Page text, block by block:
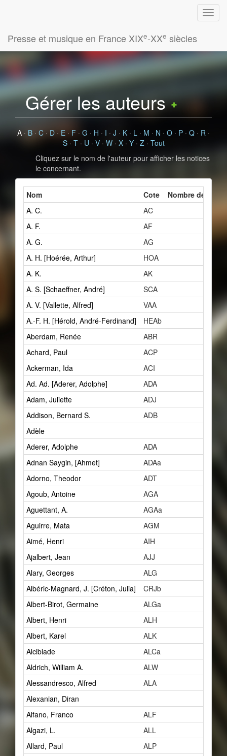
Presse et musique en France XIXe-XXe siècles
Gérer les auteurs
A · B · C · D · E · F · G · H · I · J · K · L · M · N · O · P · Q · R ·
S· T· U · V· W· X· Y· Z· Tout
Cliquez sur le nom de l'auteur pour afficher les notices
le concernant.
Nom Cote
Nombre de
A. C.
AC
A. F.
AF
A. G.
AG
A. H. [Hoérée, Arthur]
HOA
A. K.
AK
A. S. [Schaeffner, André]
SCA
A. V. [Vallette, Alfred]
VAA
A.-F. H. [Hérold, André-Ferdinand]
HEAb
Aberdam, Renée
ABR
Achard, Paul
ACP
Ackerman, Ida
ACI
Ad. Ad. [Aderer, Adolphe]
ADA
Adam, Juliette
ADJ
Addison, Bernard S.
ADB
Adèle
Aderer, Adolphe
ADA
Adnan Saygin, [Ahmet]
ADAa
Adorno, Theodor
ADT
Agoub, Antoine
AGA
Aguettant, A.
AGAa
Aguirre, Mata
AGM
Aimé, Henri
AIH
Ajalbert, Jean
AJJ
Alary, Georges
ALG
Albéric-Magnard, J. [Créton, Julia]
CRJb
Albert-Birot, Germaine
ALGa
Albert, Henri
ALH
Albert, Karel
ALK
Alcibiade
ALCa
Aldrich, William A.
ALW
Alessandresco, Alfred
ALA
Alexanian, Diran
Alfano, Franco
ALF
Algazi, L.
ALL
Allard, Paul
ALP